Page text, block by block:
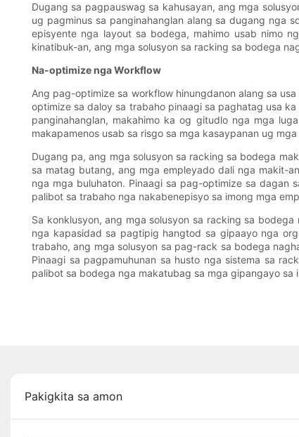
Dugang sa pagpauswag sa kahusayan, ang mga
ug pagminus sa panginahanglan alang sa dugang nga
episyente nga layout sa bodega, mahimo usab nimo
kinatibuk-an, ang mga solusyon sa racking sa bodega
Na-optimize nga Workflow
Ang pag-optimize sa workflow hinungdanon alang sa
optimize sa daloy sa trabaho pinaagi sa paghatag usa
panginahanglan, makahimo ka og gitudlo nga mga
makapamenos usab sa risgo sa mga kasaypanan ug
Dugang pa, ang mga solusyon sa racking sa bodega
sa matag butang, ang mga empleyado dali nga makit-
nga mga buluhaton. Pinaagi sa pag-optimize sa dagan
palibot sa trabaho nga nakabenepisyo sa imong mga
Sa konklusyon, ang mga solusyon sa racking sa
nga kapasidad sa pagtipig hangtod sa gipaayo nga
trabaho, ang mga solusyon sa pag-rack sa bodega
Pinaagi sa pagpamuhunan sa husto nga sistema sa
palibot sa bodega nga makatubag sa mga gipangayo
Pakigkita sa amon